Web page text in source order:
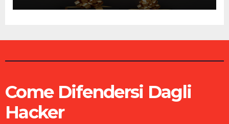
Come Difendersi Dagli
Hacker